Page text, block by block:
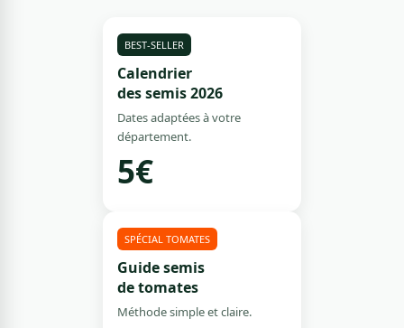
BEST-SELLER
Calendrier
des semis 2026
Dates adaptées à votre
département.
5€
SPÉCIAL TOMATES
Guide semis
de tomates
Méthode simple et claire.